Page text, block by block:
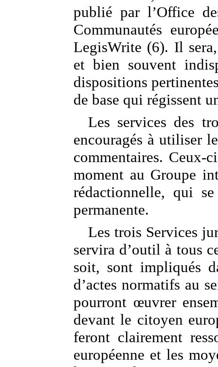
publié par l’Office
Communautés
LegisWrite (6). Il
et bien souvent
dispositions
de base qui régissent
Les services des
encouragés à utiliser
commentaires. Ceux-
moment au Groupe
rédactionnelle, qui
permanente.
Les trois Services
servira d’outil à tous
soit, sont impliqués
d’actes normatifs au
pourront œuvrer
devant le citoyen
feront clairement
européenne et les